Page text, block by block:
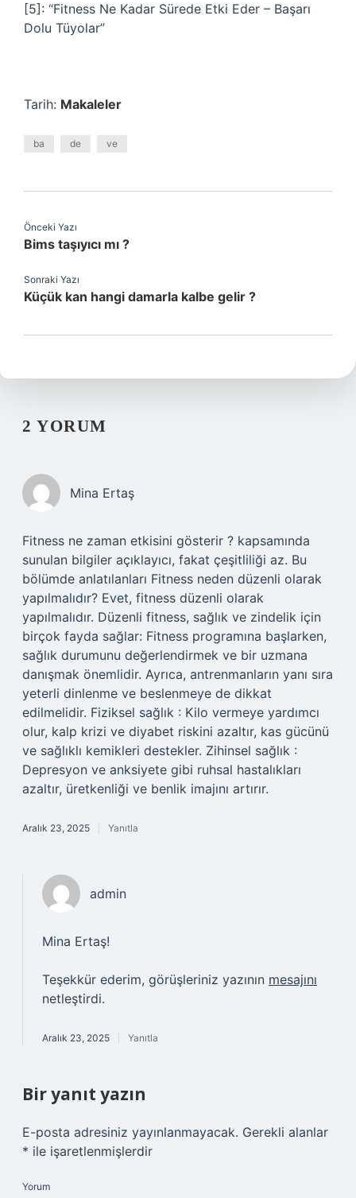
[5]: “Fitness Ne Kadar Sürede Etki Eder – Başarı
Dolu Tüyolar”
Tarih: Makaleler
ba de ve
Önceki Yazı
Bims taşıyıcı mı ?
Sonraki Yazı
Küçük kan hangi damarla kalbe gelir ?
2 YORUM
Mina Ertaş
Fitness ne zaman etkisini gösterir ? kapsamında
sunulan bilgiler açıklayıcı, fakat çeşitliliği az. Bu
bölümde anlatılanları Fitness neden düzenli olarak
yapılmalıdır? Evet, fitness düzenli olarak
yapılmalıdır. Düzenli fitness, sağlık ve zindelik için
birçok fayda sağlar: Fitness programına başlarken,
sağlık durumunu değerlendirmek ve bir uzmana
danışmak önemlidir. Ayrıca, antrenmanların yanı sıra
yeterli dinlenme ve beslenmeye de dikkat
edilmelidir. Fiziksel sağlık : Kilo vermeye yardımcı
olur, kalp krizi ve diyabet riskini azaltır, kas gücünü
ve sağlıklı kemikleri destekler. Zihinsel sağlık :
Depresyon ve anksiyete gibi ruhsal hastalıkları
azaltır, üretkenliği ve benlik imajını artırır.
Aralık 23, 2025 Yanıtla
admin
Mina Ertaş!
Teşekkür ederim, görüşleriniz yazının mesajını
netleştirdi.
Aralık 23, 2025 Yanıtla
Bir yanıt yazın
E-posta adresiniz yayınlanmayacak. Gerekli alanlar
* ile işaretlenmişlerdir
Yorum